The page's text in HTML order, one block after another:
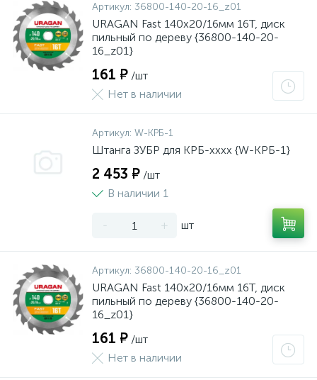
Артикул: 36800-140-20-16_z01
URAGAN Fast 140x20/16мм 16Т, диск
пильный по дереву {36800-140-20-
16_z01}
161 ₽ /шт
Нет в наличии
Артикул: W-КРБ-1
Штанга ЗУБР для КРБ-хххх {W-КРБ-1}
2 453 ₽ /шт
В наличии 1
- + шт
Артикул: 36800-140-20-16_z01
URAGAN Fast 140x20/16мм 16Т, диск
пильный по дереву {36800-140-20-
16_z01}
161 ₽ /шт
Нет в наличии